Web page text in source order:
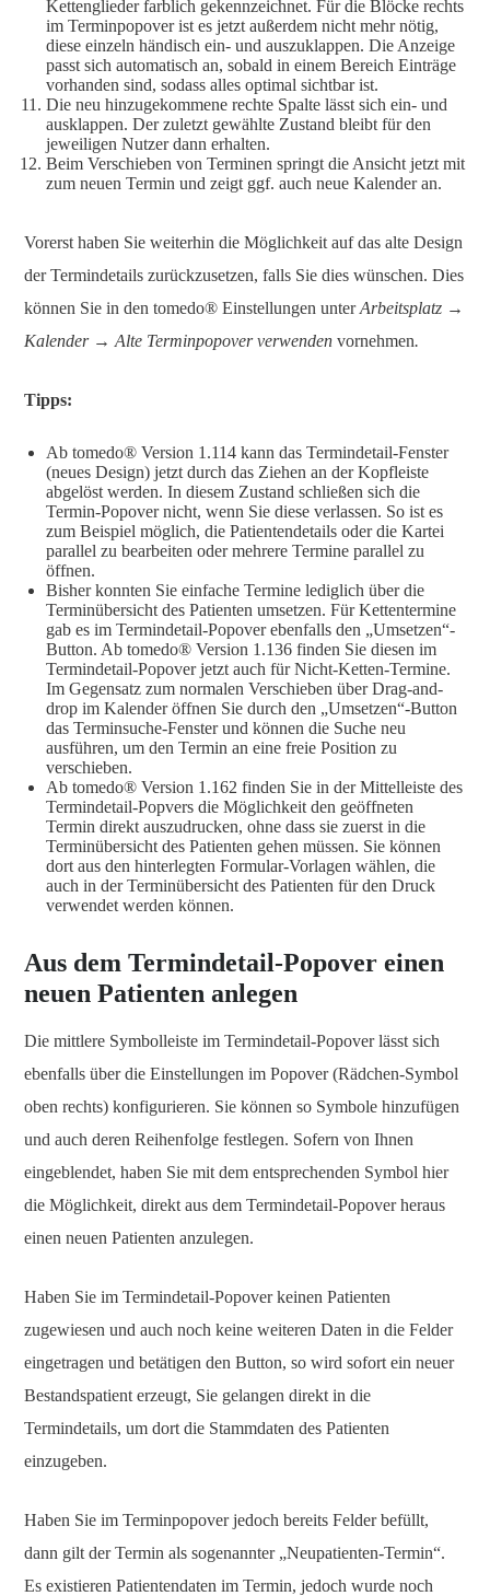
Kettenglieder farblich gekennzeichnet. Für die Blöcke rechts
im Terminpopover ist es jetzt außerdem nicht mehr nötig,
diese einzeln händisch ein- und auszuklappen. Die Anzeige
passt sich automatisch an, sobald in einem Bereich Einträge
vorhanden sind, sodass alles optimal sichtbar ist.
Die neu hinzugekommene rechte Spalte lässt sich ein- und
ausklappen. Der zuletzt gewählte Zustand bleibt für den
jeweiligen Nutzer dann erhalten.
Beim Verschieben von Terminen springt die Ansicht jetzt mit
zum neuen Termin und zeigt ggf. auch neue Kalender an.
Vorerst haben Sie weiterhin die Möglichkeit auf das alte Design
der Termindetails zurückzusetzen, falls Sie dies wünschen. Dies
können Sie in den tomedo® Einstellungen unterArbeitsplatz →
Kalender → Alte Terminpopover verwenden vornehmen.
Tipps:
Ab tomedo® Version 1.114 kann das Termindetail-Fenster
(neues Design) jetzt durch das Ziehen an der Kopfleiste
abgelöst werden. In diesem Zustand schließen sich die
Termin-Popover nicht, wenn Sie diese verlassen. So ist es
zum Beispiel möglich, die Patientendetails oder die Kartei
parallel zu bearbeiten oder mehrere Termine parallel zu
öffnen.
Bisher konnten Sie einfache Termine lediglich über die
Terminübersicht des Patienten umsetzen. Für Kettentermine
gab es im Termindetail-Popover ebenfalls den „Umsetzen“-
Button. Ab tomedo® Version 1.136 finden Sie diesen im
Termindetail-Popover jetzt auch für Nicht-Ketten-Termine.
Im Gegensatz zum normalen Verschieben über Drag-and-
drop im Kalender öffnen Sie durch den „Umsetzen“-Button
das Terminsuche-Fenster und können die Suche neu
ausführen, um den Termin an eine freie Position zu
verschieben.
Ab tomedo® Version 1.162 finden Sie in der Mittelleiste des
Termindetail-Popvers die Möglichkeit den geöffneten
Termin direkt auszudrucken, ohne dass sie zuerst in die
Terminübersicht des Patienten gehen müssen. Sie können
dort aus den hinterlegten Formular-Vorlagen wählen, die
auch in der Terminübersicht des Patienten für den Druck
verwendet werden können.
Aus dem Termindetail-Popover einen
neuen Patienten anlegen
Die mittlere Symbolleiste im Termindetail-Popover lässt sich
ebenfalls über die Einstellungen im Popover (Rädchen-Symbol
oben rechts) konfigurieren. Sie können so Symbole hinzufügen
und auch deren Reihenfolge festlegen. Sofern von Ihnen
eingeblendet, haben Sie mit dem entsprechenden Symbol hier
die Möglichkeit, direkt aus dem Termindetail-Popover heraus
einen neuen Patienten anzulegen.
Haben Sie im Termindetail-Popover keinen Patienten
zugewiesen und auch noch keine weiteren Daten in die Felder
eingetragen und betätigen den Button, so wird sofort ein neuer
Bestandspatient erzeugt, Sie gelangen direkt in die
Termindetails, um dort die Stammdaten des Patienten
einzugeben.
Haben Sie im Terminpopover jedoch bereits Felder befüllt,
dann gilt der Termin als sogenannter „Neupatienten-Termin“.
Es existieren Patientendaten im Termin, jedoch wurde noch